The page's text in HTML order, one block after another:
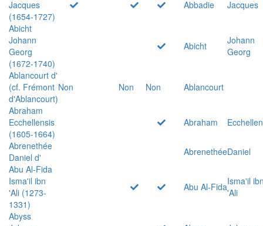
Jacques
(1654-1727)
Abbadie
Jacques
Abicht
Johann
Georg
(1672-1740)
Abicht
Johann
Georg
Ablancourt d'
(cf. Frémont
d'Ablancourt)
Non Non Non
Ablancourt
Abraham
Ecchellensis
(1605-1664)
Abraham
Abrenethée
Daniel d'
AbrenethéeDaniel
Abu Al-Fida
Isma'il ibn
'Ali (1273-
1331)
Abu Al-FidaIsma'il
'Ali
Abyss